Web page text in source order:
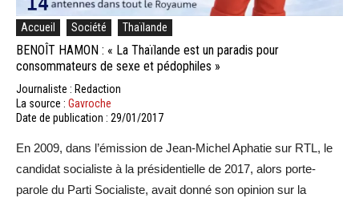
Accueil Société Thaïlande
BENOÎT HAMON : « La Thaïlande est un paradis pour
consommateurs de sexe et pédophiles »
Journaliste : Redaction
La source : Gavroche
Date de publication : 29/01/2017
En 2009, dans l’émission de Jean-Michel Aphatie sur RTL, le
candidat socialiste à la présidentielle de 2017, alors porte-
parole du Parti Socialiste, avait donné son opinion sur la